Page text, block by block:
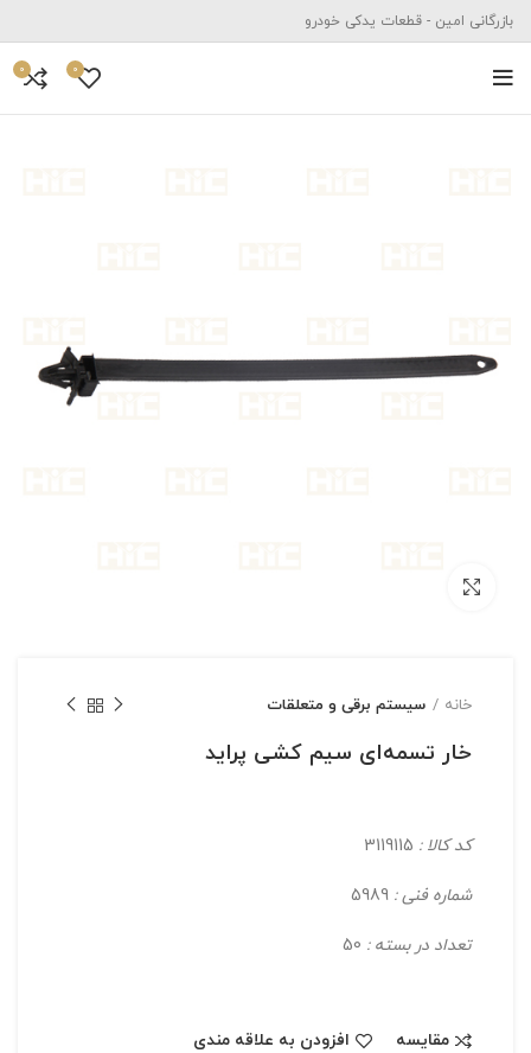
بازرگانی امین - قطعات یدکی خودرو
0
0
خانه سیستم برقی و متعلقات
خار تسمه‌ای سیم کشی پراید
کد کالا :
شماره فنی :
تعداد در بسته :
مقایسه افزودن به علاقه مندی